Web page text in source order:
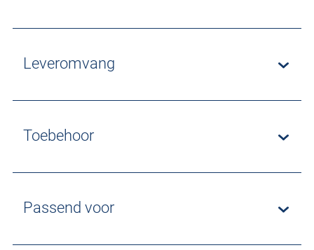
Leveromvang
Toebehoor
Passend voor